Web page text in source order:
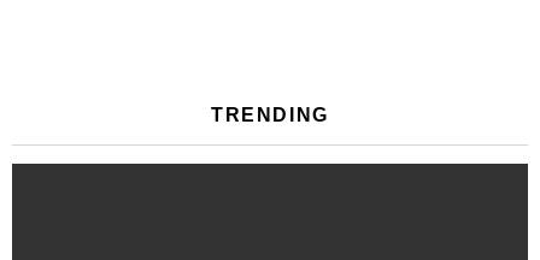
TRENDING